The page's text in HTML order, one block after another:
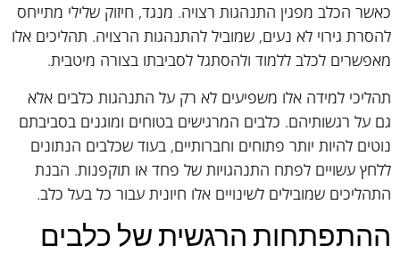
כאשר הכלב מפגין התנהגות רצויה. מנגד, חיזוק שלילי מתייחס
להסרת גירוי לא נעים, שמוביל להתנהגות הרצויה. תהליכים אלו
מאפשרים לכלב ללמוד ולהסתגל לסביבתו בצורה מיטבית.
תהליכי למידה אלו משפיעים לא רק על התנהגות כלבים אלא
גם על רגשותיהם. כלבים המרגישים בטוחים ומוגנים בסביבתם
נוטים להיות יותר פתוחים וחברותיים, בעוד שכלבים הנתונים
ללחץ עשויים לפתח התנהגויות של פחד או תוקפנות. הבנת
התהליכים שמובילים לשינויים אלו חיונית עבור כל בעל כלב.
ההתפתחות הרגשית של כלבים